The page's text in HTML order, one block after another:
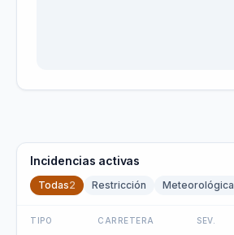
Incidencias activas
Todas2 Restricción Meteorológica
TIPO CARRETERA SEV.